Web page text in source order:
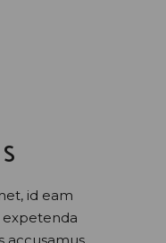
id eam
expetenda
accusamus